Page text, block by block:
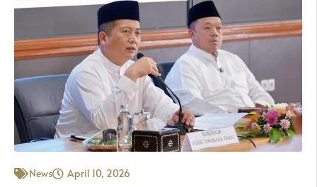
News April 10, 2026